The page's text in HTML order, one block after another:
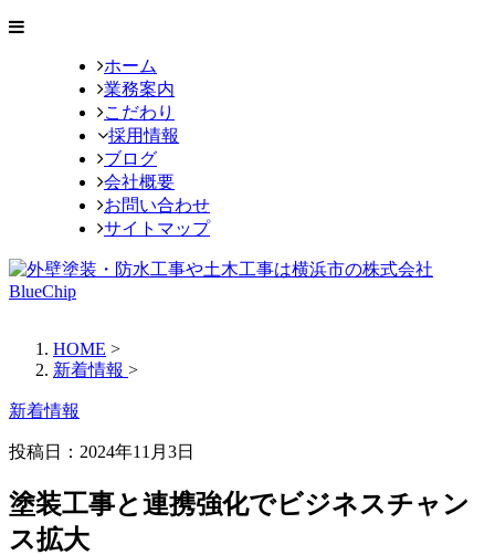
ホーム
業務案内
こだわり
採用情報
ブログ
会社概要
お問い合わせ
サイトマップ
HOME >
新着情報 >
新着情報
投稿日： 2024年11月3日
塗装工事と連携強化でビジネスチャン
ス拡大